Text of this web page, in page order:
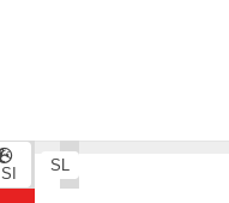
SI SL